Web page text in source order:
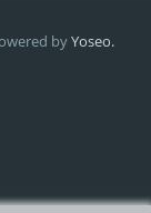
byYoseo.